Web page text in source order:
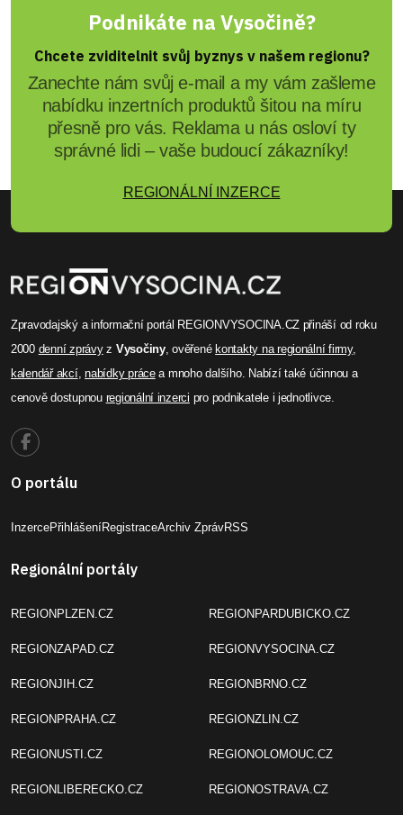
Podnikáte na Vysočině?
Chcete zviditelnit svůj byznys v našem regionu?
Zanechte nám svůj e-mail a my vám zašleme
nabídku inzertních produktů šitou na míru
přesně pro vás. Reklama u nás osloví ty
správné lidi – vaše budoucí zákazníky!
REGIONÁLNÍ INZERCE
Zpravodajský a informační portál REGIONVYSOCINA.CZ přináší od roku
2000 denní zprávyz Vysočiny, ověřené kontakty na regionální firmy,
kalendář akcí,nabídky prácea mnoho dalšího. Nabízí také účinnou a
cenově dostupnou regionální inzerci pro podnikatele i jednotlivce.
O portálu
InzercePřihlášeníRegistraceArchiv ZprávRSS
Regionální portály
REGIONPLZEN.CZ
REGIONZAPAD.CZ
REGIONJIH.CZ
REGIONPRAHA.CZ
REGIONUSTI.CZ
REGIONLIBERECKO.CZ
REGIONPARDUBICKO.CZ
REGIONVYSOCINA.CZ
REGIONBRNO.CZ
REGIONZLIN.CZ
REGIONOLOMOUC.CZ
REGIONOSTRAVA.CZ